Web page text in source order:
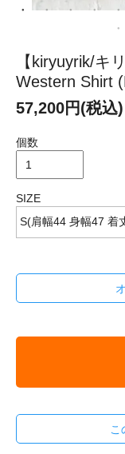
【kiryuyrik/キ
Western Shirt
57,200円(税込)
個数
SIZE
こ